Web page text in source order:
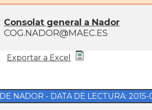
Consolat general a Nador
COG.NADOR@MAEC.ES
Exportar a Excel
NADOR - DATA DE LECTURA: 2015-